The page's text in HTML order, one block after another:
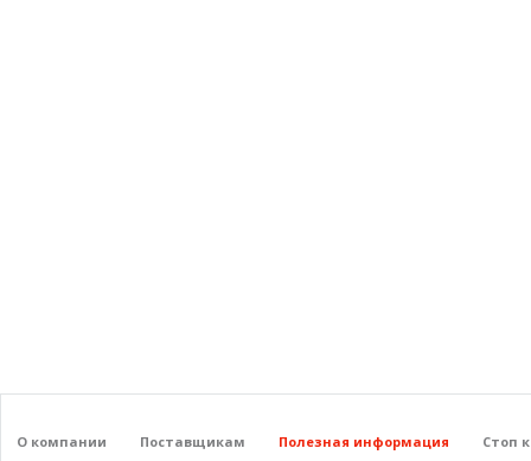
О компании Поставщикам Полезная информация Стоп